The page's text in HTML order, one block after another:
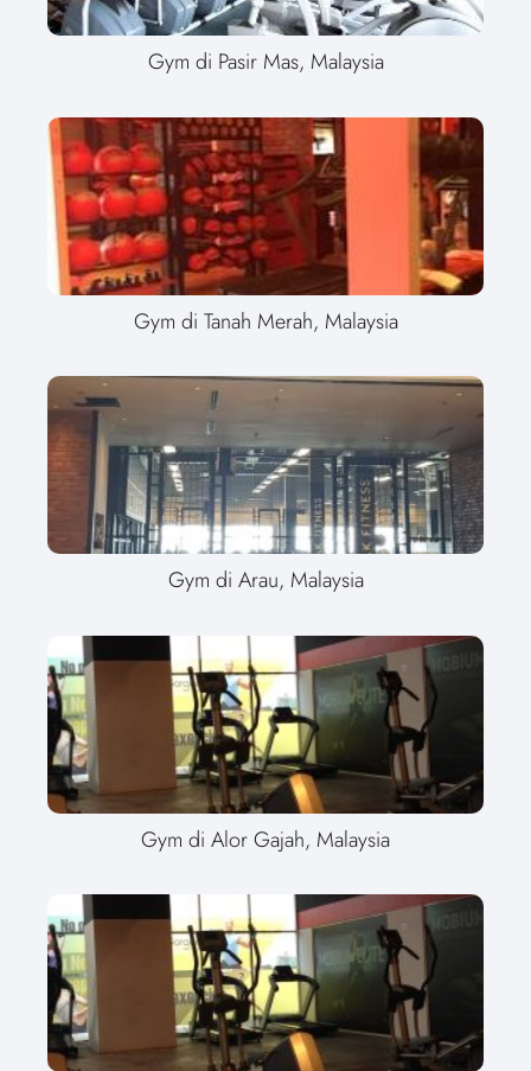
Gym di Pasir Mas, Malaysia
Gym di Tanah Merah, Malaysia
Gym di Arau, Malaysia
Gym di Alor Gajah, Malaysia